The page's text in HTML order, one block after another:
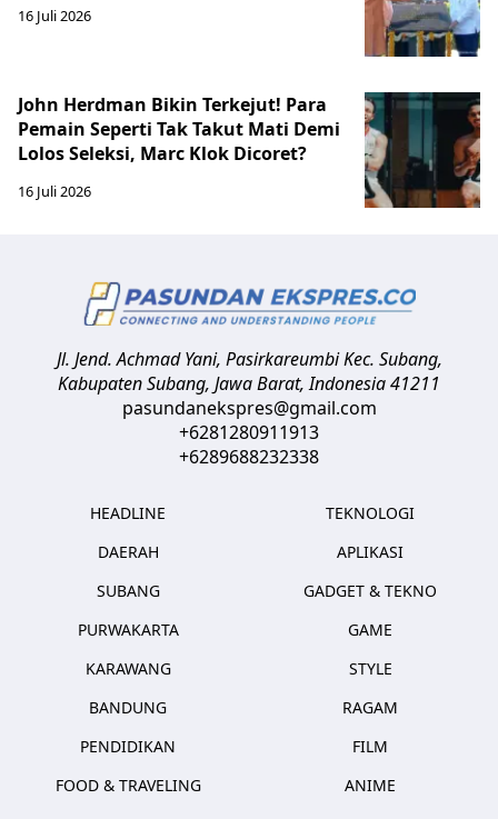
16 Juli 2026
John Herdman Bikin Terkejut! Para
Pemain Seperti Tak Takut Mati Demi
Lolos Seleksi, Marc Klok Dicoret?
16 Juli 2026
Jl. Jend. Achmad Yani, Pasirkareumbi Kec. Subang,
Kabupaten Subang, Jawa Barat,Indonesia41211
pasundanekspres@gmail.com
+6281280911913
+6289688232338
HEADLINE
DAERAH
SUBANG
PURWAKARTA
KARAWANG
BANDUNG
PENDIDIKAN
FOOD & TRAVELING
TEKNOLOGI
APLIKASI
GADGET & TEKNO
GAME
STYLE
RAGAM
FILM
ANIME